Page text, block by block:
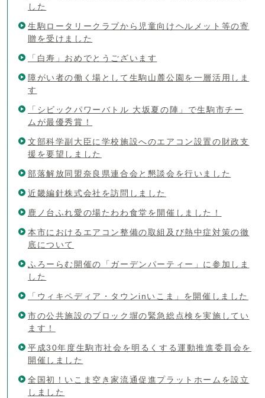
した
生駒ロータリークラブから児童向けヘルメット等の寄
贈を受けました
「白寿」おめでとうございます
障がい者の働く場として生駒山麓公園を一層活用しま
す
「シビックパワーバトル 大坂夏の陣」で生駒市チー
ムが最優秀賞！
文部科学副大臣に学校施設へのエアコン設置の財政支
援を要望しました
部落解放同盟奈良県連合会と懇談会を行いました
近畿編針株式会社を訪問しました
鹿ノ台ふれ愛の場たわわ食堂を開催しました！
本市におけるエアコン整備の取組及び熱中症対策の徹
底について
ふろーらむ開催の「ガーデンパーティー」に参加しま
した
「ウィキペディア・タウンinいこま」を開催しました
市の公共施設のブロック塀の緊急総点検を実施してい
ます！
平成30年度生駒市社会を明るくする運動推進委員会を
開催しました
全国初！いこま空き家流通促進プラットホームを設立
しました